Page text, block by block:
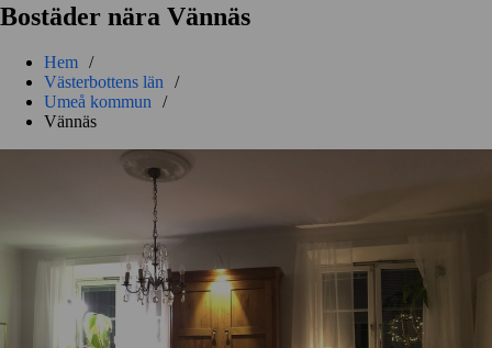
Bostäder nära Vännäs
Hem /
Västerbottens län /
Umeå kommun /
Vännäs